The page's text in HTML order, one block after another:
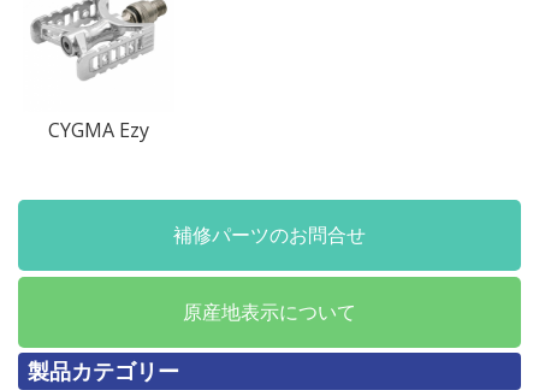
CYGMA Ezy
補修パーツのお問合せ
原産地表示について
製品カテゴリー